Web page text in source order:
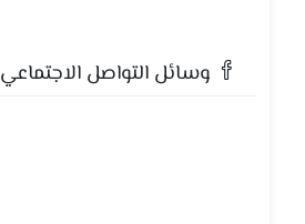
وسائل التواصل الاجتماعي